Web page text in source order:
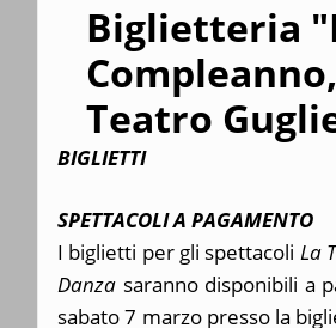
Biglietteria
Compleanno,
Teatro
BIGLIETTI
SPETTACOLI A PAGAMENTO
I biglietti per gli spettacoli La
Danza saranno disponibili a
sabato 7 marzo presso la